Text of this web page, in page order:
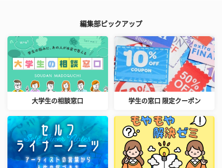
編集部ピックアップ
大学生の相談窓口 学生の窓口 限定クーポン